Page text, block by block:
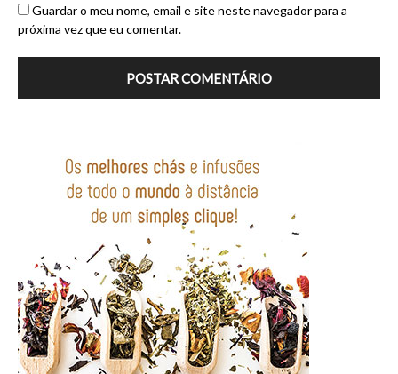
Guardar o meu nome, email e site neste navegador para a
próxima vez que eu comentar.